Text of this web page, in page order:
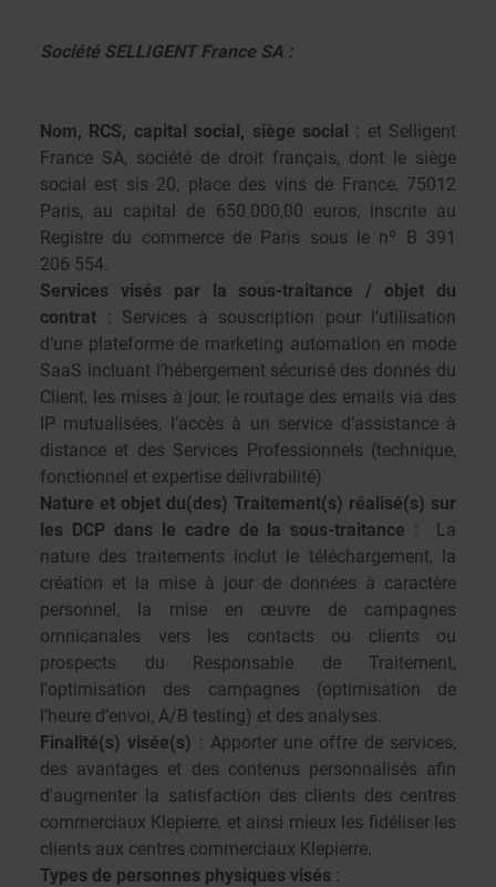
Société SELLIGENT France SA :
Nom, RCS, capital social, siège social : et Selligent
France SA, société de droit français, dont le siège
social est sis 20, place des vins de France, 75012
Paris, au capital de 650.000,00 euros, inscrite au
Registre du commerce de Paris sous le nº B 391
206 554.
Services visés par la sous-traitance / objet du
contrat : Services à souscription pour l’utilisation
d’une plateforme de marketing automation en mode
SaaS incluant l’hébergement sécurisé des donnés du
Client, les mises à jour, le routage des emails via des
IP mutualisées, l’accès à un service d’assistance à
distance et des Services Professionnels (technique,
fonctionnel et expertise délivrabilité)
Nature et objet du(des) Traitement(s) réalisé(s) sur
les DCP dans le cadre de la sous-traitance : La
nature des traitements inclut le téléchargement, la
création et la mise à jour de données à caractère
personnel, la mise en œuvre de campagnes
omnicanales vers les contacts ou clients ou
prospects du Responsable de Traitement,
l'optimisation des campagnes (optimisation de
l’heure d’envoi, A/B testing) et des analyses.
Finalité(s) visée(s) : Apporter une offre de services,
des avantages et des contenus personnalisés afin
d'augmenter la satisfaction des clients des centres
commerciaux Klepierre, et ainsi mieux les fidéliser les
clients aux centres commerciaux Klepierre.
Types de personnes physiques visés :